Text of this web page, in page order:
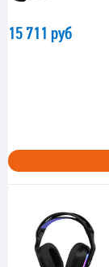
15 711 руб